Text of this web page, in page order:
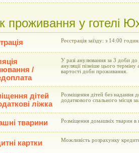
проживання у готелі
Реєстрація заїзду: з 14:00
/
У разі анулювання за 3 доби до
ануляції пізніше цього терміну
вартості доби проживання.
дітей
ліжка
Розміщення дітей без надання
додаткового спального місця
тварини Розміщення домашніх тварин в
картки Можливість розрахунку